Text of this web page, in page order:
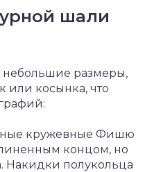
шали
небольшие размеры,
или косынка, что
кружевные Фишю
концом, но
Накидки полукольца